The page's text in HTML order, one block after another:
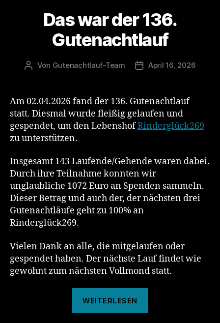
Das war der 136.
Gutenachtlauf
Beitragsautor
Von Gutenachtlauf-Team April 16, 2026
Am 02.04.2026 fand der 136. Gutenachtlauf
statt. Diesmal wurde fleißig gelaufen und
gespendet, um den LebenshofRinderglück269
zu unterstützen.
Insgesamt 143 Laufende/Gehende waren dabei.
Durch ihre Teilnahme konnten wir
unglaubliche 1072 Euro an Spenden sammeln.
Dieser Betrag und auch der, der nächsten drei
Gutenachtläufe geht zu 100% an
Rinderglück269.
Vielen Dank an alle, die mitgelaufen oder
gespendet haben. Der nächste Lauf findet wie
gewohnt zum nächsten Vollmond statt.
WEITERLESEN